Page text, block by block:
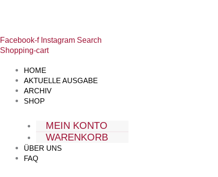
Facebook-f Instagram Search
Shopping-cart
HOME
AKTUELLE AUSGABE
ARCHIV
SHOP
MEIN KONTO
WARENKORB
ÜBER UNS
FAQ
[Digital]
Menge